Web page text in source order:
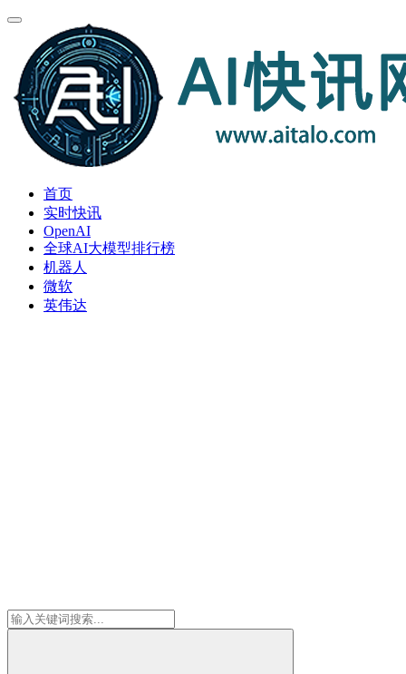
首页
实时快讯
OpenAI
全球AI大模型排行榜
机器人
微软
英伟达